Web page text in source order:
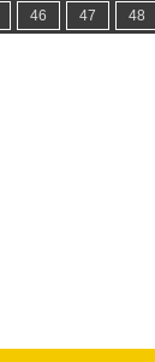
46 47 48